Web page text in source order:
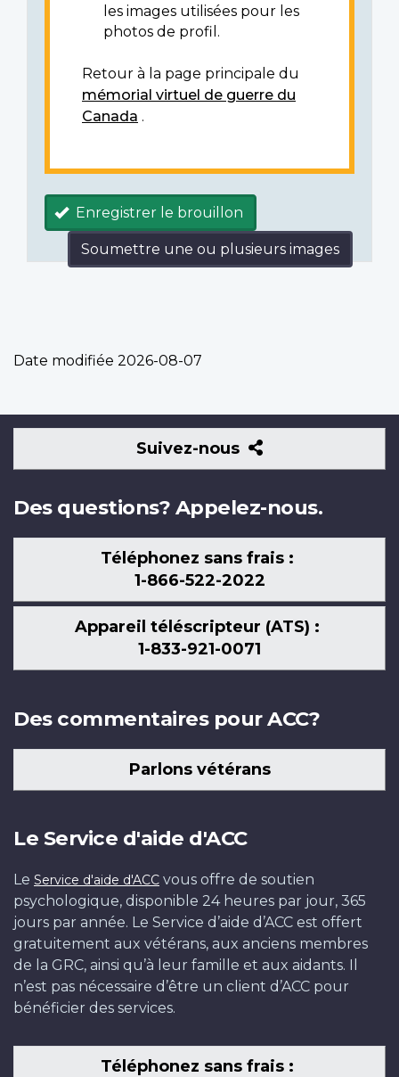
les images utilisées pour les
photos de profil.
Retour à la page principale du
mémorial virtuel de guerre du
Canada .
Enregistrer le brouillon
Soumettre une ou plusieurs images
Date modifiée 2026-08-07
Suivez-nous
Suivez-
nous
Des questions? Appelez-nous.
Téléphonez sans frais :
1-866-522-2022
Appareil téléscripteur (ATS) :
1-833-921-0071
Des commentaires pour ACC?
Parlons vétérans
Le Service d'aide d'ACC
Le Service d'aide d'ACC vous offre de soutien
psychologique, disponible 24 heures par jour, 365
jours par année. Le Service d’aide d’ACC est offert
gratuitement aux vétérans, aux anciens membres
de la GRC, ainsi qu’à leur famille et aux aidants. Il
n’est pas nécessaire d’être un client d’ACC pour
bénéficier des services.
Téléphonez sans frais :